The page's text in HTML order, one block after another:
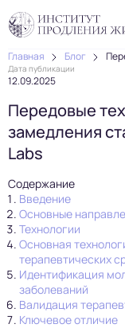
Главная Блог
Дата публикации
12.09.2025
Передовые
замедления
Labs
Содержание
Введение
Основные
Технологии
Основная
терапевтических
Идентификация
заболеваний
Валидация
Ключевое отличие